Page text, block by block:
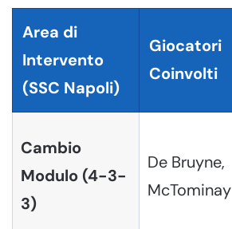
Area di
Intervento
(SSC Napoli)
Giocatori
Coinvolti
Cambio
Modulo (4-3-
3)
De Bruyne,
McTominay